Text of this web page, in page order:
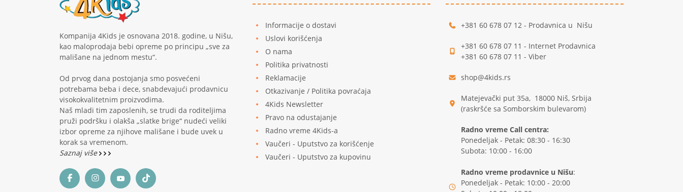
Kompanija 4Kids je osnovana 2018. godine, u Nišu,
kao maloprodaja bebi opreme po principu „sve za
mališane na jednom mestu“.
Od prvog dana postojanja smo posvećeni
potrebama beba i dece, snabdevajući prodavnicu
visokokvalitetnim proizvodima.
Naš mladi tim zaposlenih, se trudi da roditeljima
pruži podršku i olakša „slatke brige“ nudeći veliki
izbor opreme za njihove mališane i bude uvek u
korak sa vremenom.
Saznaj više
Informacije o dostavi
Uslovi korišćenja
O nama
Politika privatnosti
Reklamacije
Otkazivanje / Politika povraćaja
4Kids Newsletter
Pravo na odustajanje
Radno vreme 4Kids-a
Vaučeri - Uputstvo za korišćenje
Vaučeri - Uputstvo za kupovinu
+381 60 678 07 12 - Prodavnica u Nišu
+381 60 678 07 11 - Internet Prodavnica
+381 60 678 07 11 - Viber
shop@4kids.rs
Matejevački put 35a, 18000 Niš, Srbija
(raskršće sa Somborskim bulevarom)
Radno vreme Call centra:
Ponedeljak - Petak: 08:30 - 16:30
Subota: 10:00 - 16:00
Radno vreme prodavnice u Nišu:
Ponedeljak - Petak: 10:00 - 20:00